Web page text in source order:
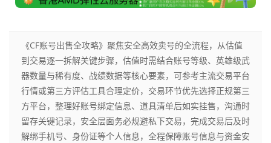
《CF账号出售全攻略》聚焦安全高效卖号的全流程，从估值
到交易逐一拆解关键步骤，估值时需结合账号等级、英雄级武
器数量与稀有度、战绩数据等核心要素，可参考主流交易平台
行情或第三方评估工具合理定价，交易环节优先选择正规第三
方平台，整理好账号绑定信息、道具清单后如实挂售，沟通时
留存关键记录，安全层面务必规避私下交易，完成交易后及时
解绑手机号、身份证等个人信息，全程保障账号信息与资金安